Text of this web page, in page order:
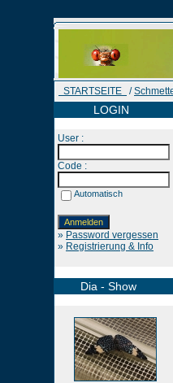
STARTSEITE /
LOGIN
User :
Code :
Automatisch
» Password vergessen
» Registrierung & Info
Dia - Show